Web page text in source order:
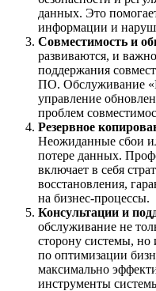
данных. Это
информации и
Совместимость и
развиваются, и
поддержания
ПО. Обслуживание
управление
проблем
Резервное
Неожиданные сбои
потере данных.
включает в себя
восстановления,
на бизнес-процессы.
Консультации и
обслуживание не
сторону системы, но
по оптимизации
максимально
инструменты